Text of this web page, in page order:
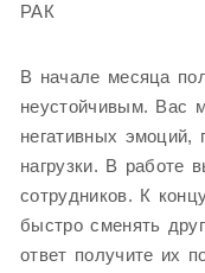
РАК
В начале месяца
неустойчивым. Вас
негативных эмоций,
нагрузки. В работе
сотрудников. К
быстро сменять
ответ получите их